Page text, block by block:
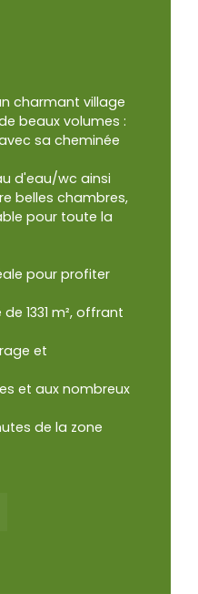
charmant village
beaux volumes :
sa cheminée
d'eau/wc ainsi
belles chambres,
pour toute la
pour profiter
1331 m², offrant
et
et aux nombreux
de la zone